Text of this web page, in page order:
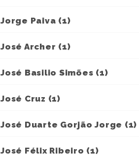
Jorge Paiva (1)
José Archer (1)
José Basilio Simões (1)
José Cruz (1)
José Duarte Gorjão Jorge (1)
José Félix Ribeiro (1)